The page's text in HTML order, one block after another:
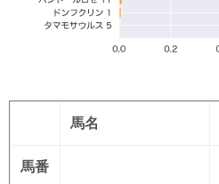
馬名
馬番